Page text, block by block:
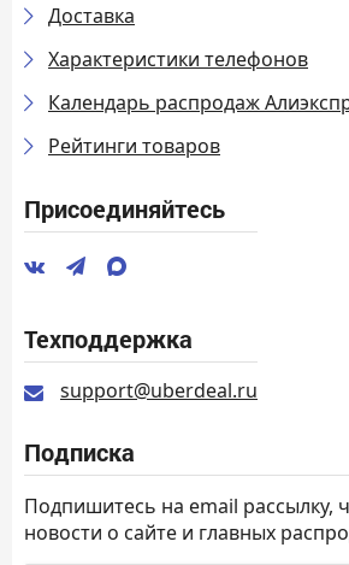
Доставка
Характеристики телефонов
Календарь распродаж
Рейтинги товаров
Присоединяйтесь
Техподдержка
support@uberdeal.ru
Подписка
Подпишитесь на email рассылку,
новости о сайте и главных